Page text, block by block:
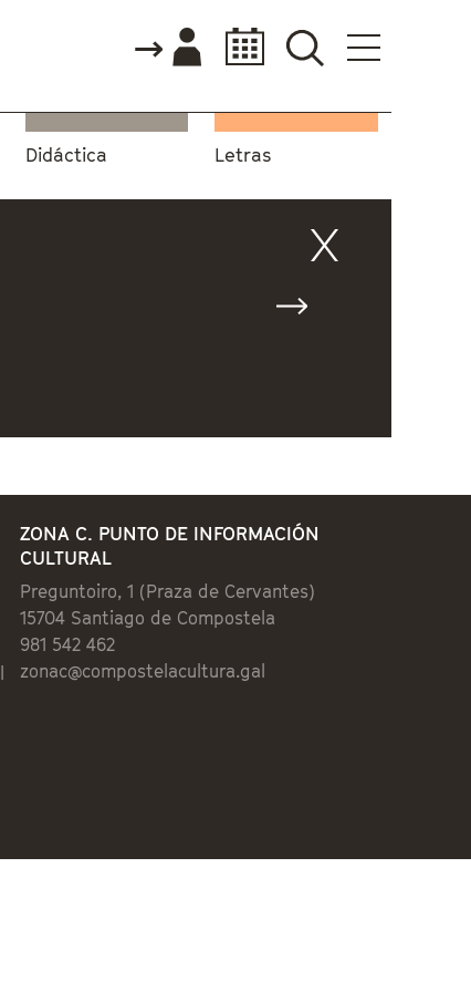
Didáctica Letras
ZONA C. PUNTO DE INFORMACIÓN
CULTURAL
Preguntoiro, 1 (Praza de Cervantes)
15704 Santiago de Compostela
981 542 462
zonac@compostelacultura.gal